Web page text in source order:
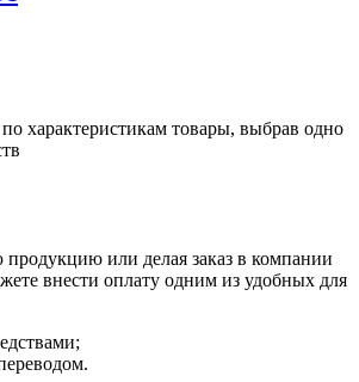
характеристикам товары, выбрав одно
продукцию или делая заказ в компании
внести оплату одним из удобных для